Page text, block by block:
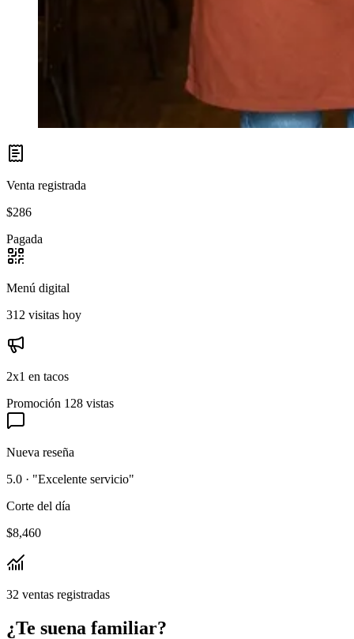
Venta registrada
$286
Pagada
Menú digital
312 visitas hoy
2x1 en tacos
Promoción 128 vistas
Nueva reseña
5.0 · "Excelente servicio"
Corte del día
$8,460
32 ventas registradas
¿Te suena familiar?